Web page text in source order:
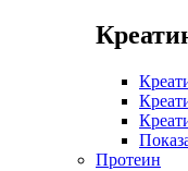
Протеин